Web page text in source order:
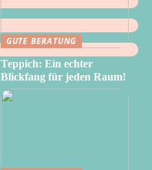
GUTE BERATUNG
Teppich: Ein echter
Blickfang für jeden Raum!